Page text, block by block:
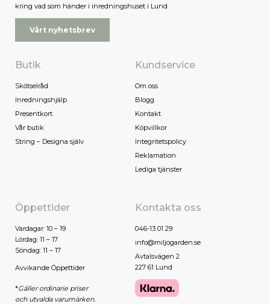
kring vad som händer i inredningshuset i Lund.
Vårt nyhetsbrev
Butik
Skötselråd
Inredningshjälp
Presentkort
Vår butik
String – Designa själv
Kundservice
Om oss
Blogg
Kontakt
Köpvillkor
Integritetspolicy
Reklamation
Lediga tjänster
Öppettider
Vardagar: 10 – 19
Lördag: 11 – 17
Söndag: 11 – 17
Avvikande Öppettider
*Gäller ordinarie priser
och utvalda varumärken.
Kontakta oss
046-13 01 29
info@miljogarden.se
Avtalsvägen 2
227 61 Lund